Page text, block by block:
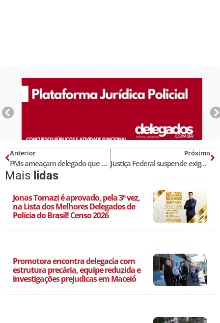
Anterior
PMs ameaçam delegado que prendeu sargento por tortura
Próximo
Justiça Federal suspende exigência de habilitação para ‘cinquentinhas’
Mais lidas
Jonas Tomazi é aprovado, pela 3ª vez,
na Lista dos Melhores Delegados de
Polícia do Brasil! Censo 2026
Promotora encontra delegacia com
estrutura precária, equipe reduzida e
investigações prejudicas em Maceió